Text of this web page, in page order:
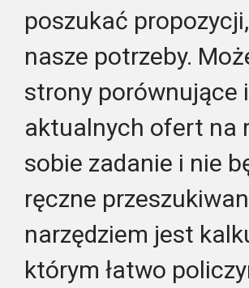
poszukać
nasze potrzeby.
strony porównujące
aktualnych ofert na
sobie zadanie i nie
ręczne
narzędziem jest
którym łatwo